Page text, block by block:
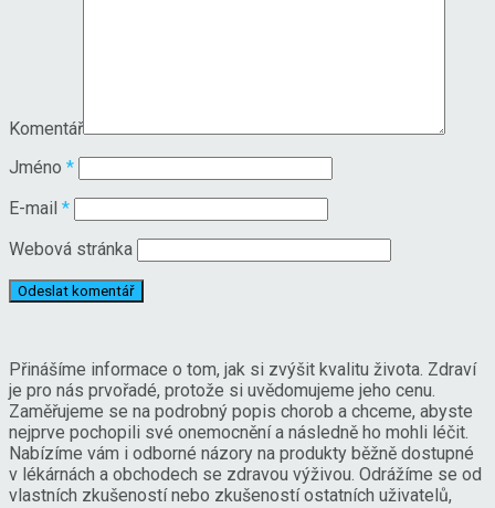
Komentář
Jméno *
E-mail *
Webová stránka
Přinášíme informace o tom, jak si zvýšit kvalitu života. Zdraví
je pro nás prvořadé, protože si uvědomujeme jeho cenu.
Zaměřujeme se na podrobný popis chorob a chceme, abyste
nejprve pochopili své onemocnění a následně ho mohli léčit.
Nabízíme vám i odborné názory na produkty běžně dostupné
v lékárnách a obchodech se zdravou výživou. Odrážíme se od
vlastních zkušeností nebo zkušeností ostatních uživatelů,